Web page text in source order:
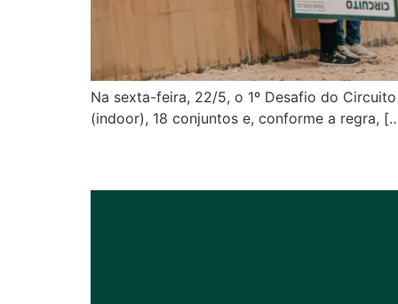
Na sexta-feira, 22/5, o 1º Desafio do
(indoor), 18 conjuntos e, conforme a regra,